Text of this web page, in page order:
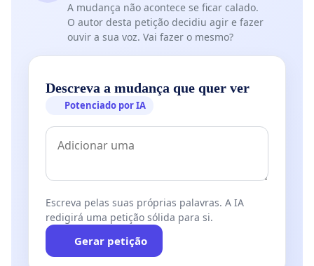
A mudança não acontece se ficar calado.
O autor desta petição decidiu agir e fazer
ouvir a sua voz. Vai fazer o mesmo?
Descreva a mudança que quer ver
Potenciado por IA
Escreva pelas suas próprias palavras. A IA
redigirá uma petição sólida para si.
Gerar petição